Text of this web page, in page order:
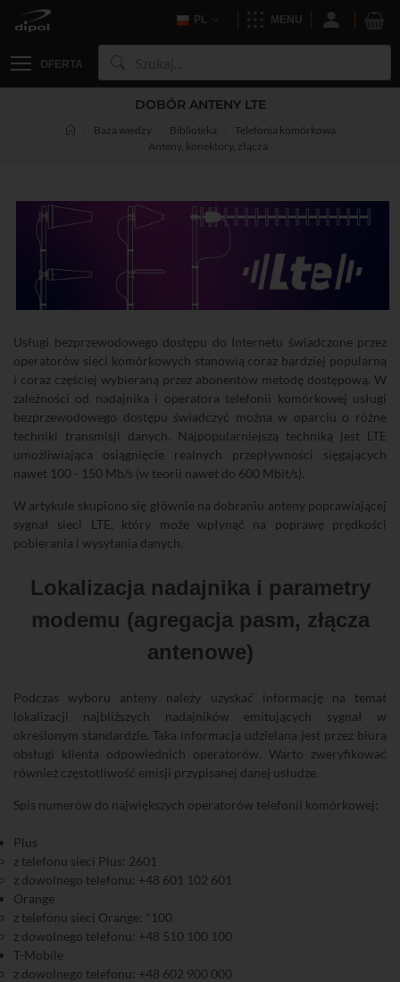
PL MENU
OFERTA
DOBÓR ANTENY LTE
Baza wiedzy Biblioteka
Telefonia komórkowa
Anteny, konektory, złącza
Usługi bezprzewodowego dostępu do Internetu świadczone przez
operatorów sieci komórkowych stanowią coraz bardziej popularną
i coraz częściej wybieraną przez abonentów metodę dostępową. W
zależności od nadajnika i operatora telefonii komórkowej usługi
bezprzewodowego dostępu świadczyć można w oparciu o różne
techniki transmisji danych. Najpopularniejszą techniką jest LTE
umożliwiająca osiągnięcie realnych przepływności sięgających
nawet 100 - 150 Mb/s (w teorii nawet do 600 Mbit/s).
W artykule skupiono się głównie na dobraniu anteny poprawiającej
sygnał sieci LTE, który może wpłynąć na poprawę prędkości
pobierania i wysyłania danych.
Lokalizacja nadajnika i parametry
modemu (agregacja pasm, złącza
antenowe)
Podczas wyboru anteny należy uzyskać informację na temat
lokalizacji najbliższych nadajników emitujących sygnał w
określonym standardzie. Taka informacja udzielana jest przez biura
obsługi klienta odpowiednich operatorów. Warto zweryfikować
również częstotliwość emisji przypisanej danej usłudze.
Spis numerów do największych operatorów telefonii komórkowej:
Plus
z telefonu sieci Plus: 2601
z dowolnego telefonu: +48 601 102 601
Orange
z telefonu sieci Orange: *100
z dowolnego telefonu: +48 510 100 100
T-Mobile
z dowolnego telefonu: +48 602 900 000